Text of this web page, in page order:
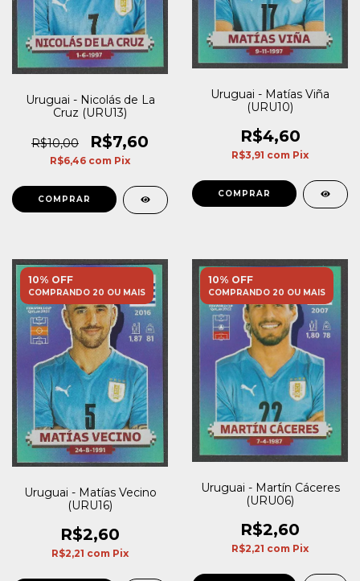
Uruguai - Nicolás de La
Cruz (URU13)
R$10,00 R$7,60
R$6,46 com Pix
Uruguai - Matías Viña
(URU10)
R$4,60
R$3,91 com Pix
10% OFF
COMPRANDO 20 OU MAIS
Uruguai - Matías Vecino
(URU16)
R$2,60
R$2,21 com Pix
10% OFF
COMPRANDO 20 OU MAIS
Uruguai - Martín Cáceres
(URU06)
R$2,60
R$2,21 com Pix